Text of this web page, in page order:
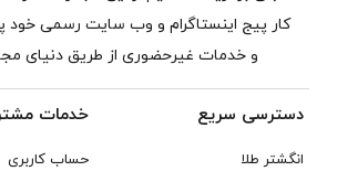
کار پیج اینستاگرام و وب سایت رسمی خود
و خدمات غیرحضوری از طریق دنیای
دسترسی سریع
انگشتر طلا
خدمات
حساب کاربری